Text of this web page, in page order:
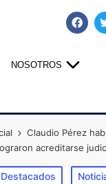
NOSOTROS
Claudio Pérez
acreditarse
Destacados